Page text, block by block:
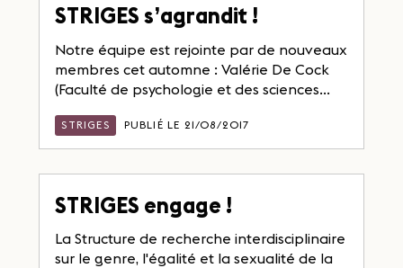
STRIGES s’agrandit !
Notre équipe est rejointe par de nouveaux
membres cet automne : Valérie De Cock
(Faculté de psychologie et des sciences...
STRIGES PUBLIÉ LE 21/08/2017
STRIGES engage !
La Structure de recherche interdisciplinaire
sur le genre, l'égalité et la sexualité de la